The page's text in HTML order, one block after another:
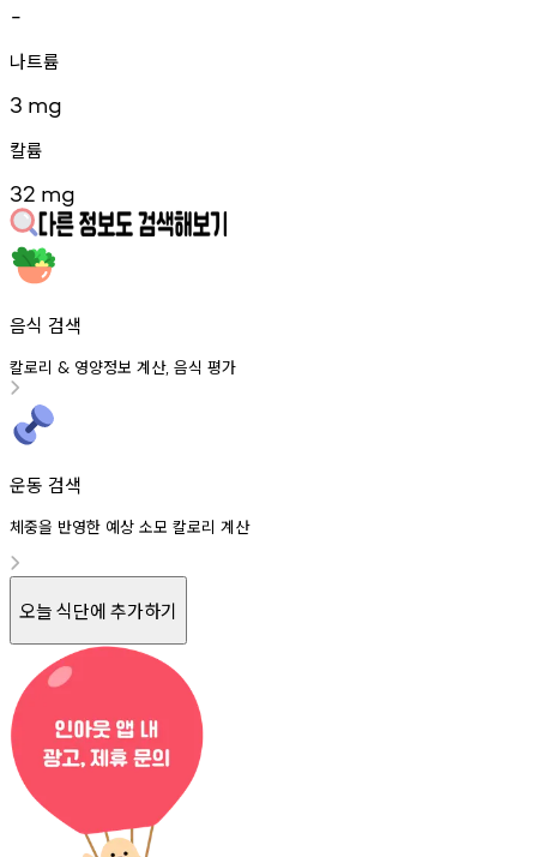
-
나트륨
3 mg
칼륨
32 mg
음식 검색
칼로리 & 영양정보 계산, 음식 평가
운동 검색
체중을 반영한 예상 소모 칼로리 계산
오늘 식단에 추가하기